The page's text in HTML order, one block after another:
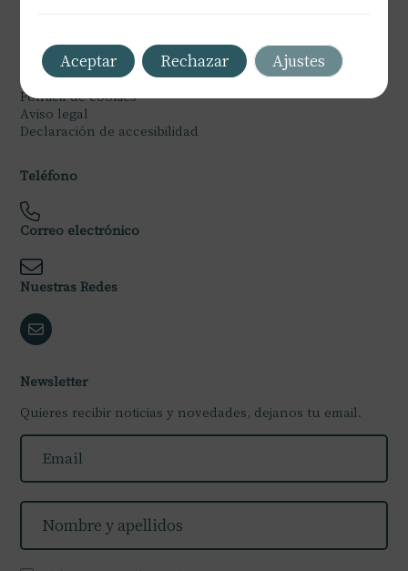
Legal
Política de privacidad
Política de cookies
Aviso legal
Declaración de accesibilidad
Teléfono
Correo electrónico
Nuestras Redes
Newsletter
Quieres recibir noticias y novedades, dejanos tu email.
Aceptar Rechazar Ajustes